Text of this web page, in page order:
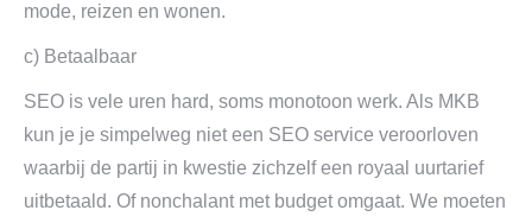
mode, reizen en wonen.
c) Betaalbaar
SEO is vele uren hard, soms monotoon werk. Als MKB
kun je je simpelweg niet een SEO service veroorloven
waarbij de partij in kwestie zichzelf een royaal uurtarief
uitbetaald. Of nonchalant met budget omgaat. We moeten